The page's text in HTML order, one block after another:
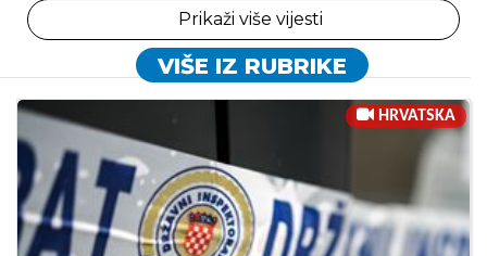
Prikaži više vijesti
VIŠE IZ RUBRIKE
HRVATSKA